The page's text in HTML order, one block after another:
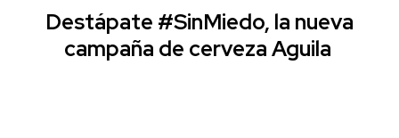
Destápate #SinMiedo, la nueva
campaña de cerveza Aguila